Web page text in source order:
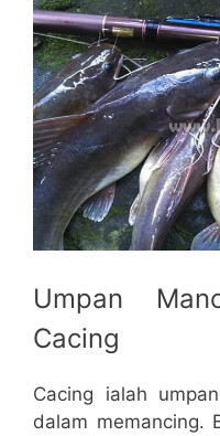
Umpan
Cacing
Cacing ialah
dalam memancing.